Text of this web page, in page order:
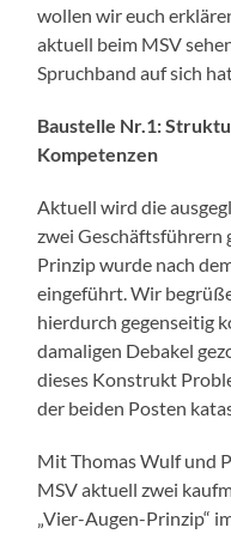
wollen wir euch
aktuell beim MSV
Spruchband auf sich
Baustelle Nr.1:
Kompetenzen
Aktuell wird die
zwei Geschäftsführern
Prinzip wurde nach
eingeführt. Wir
hierdurch gegenseitig
damaligen Debakel
dieses Konstrukt
der beiden Posten
Mit Thomas Wulf und
MSV aktuell zwei
„Vier-Augen-Prinzip“